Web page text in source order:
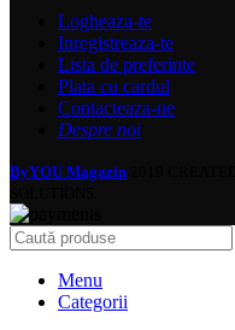
Logheaza-te
Inregistreaza-te
Lista de preferinte
Plata cu cardul
Contacteaza-ne
Despre noi
ByYOU Magazin
Menu
Categorii